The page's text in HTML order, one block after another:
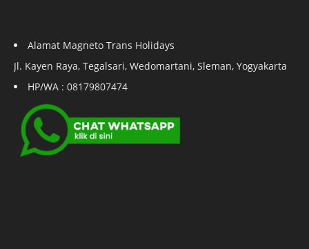
Alamat Magneto Trans Holidays
Jl. Kayen Raya, Tegalsari, Wedomartani, Sleman, Yogyakarta
HP/WA : 08179807474